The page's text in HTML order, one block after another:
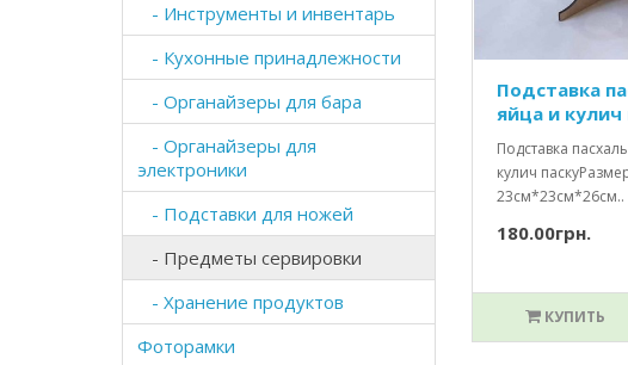
- Инструменты и инвентарь
- Кухонные принадлежности
- Органайзеры для бара
- Органайзеры для
электроники
- Подставки для ножей
- Предметы сервировки
- Хранение продуктов
Фоторамки
Подставка
яйца и кулич
Подставка
кулич
23см*23см*26см..
180.00грн.
КУПИТЬ